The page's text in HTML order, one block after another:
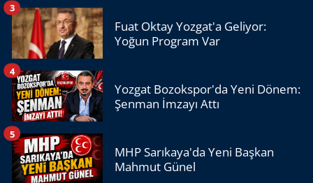
Fuat Oktay Yozgat'a Geliyor:
Yoğun Program Var
3
Yozgat Bozokspor'da Yeni Dönem:
Şenman İmzayı Attı
4
MHP Sarıkaya'da Yeni Başkan
Mahmut Günel
5